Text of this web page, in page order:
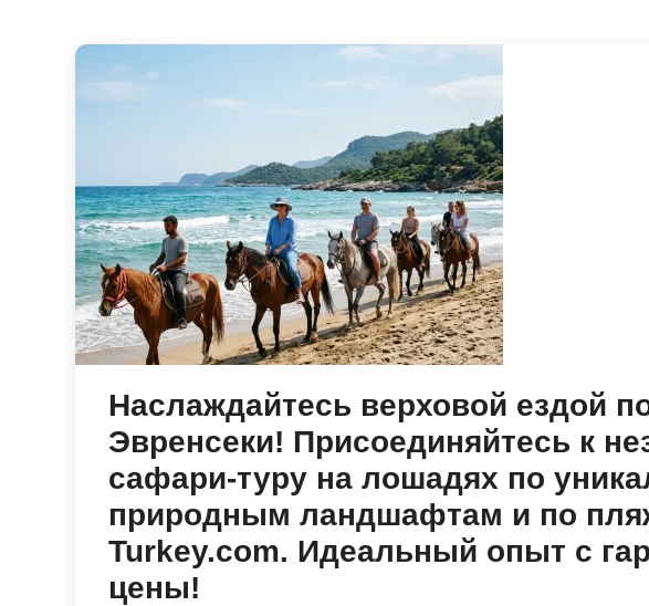
Наслаждайтесь верховой ездой
Эвренсеки! Присоединяйтесь к
сафари-туру на лошадях по
природным ландшафтам и по
Turkey.com. Идеальный опыт с
цены!